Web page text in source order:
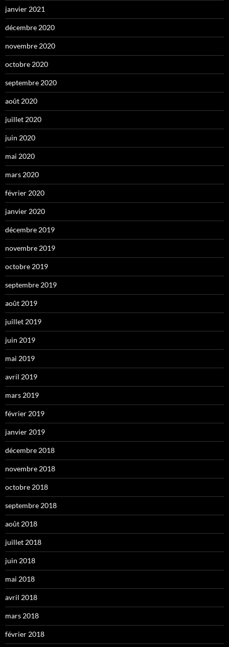
janvier 2021
décembre 2020
novembre 2020
octobre 2020
septembre 2020
août 2020
juillet 2020
juin 2020
mai 2020
mars 2020
février 2020
janvier 2020
décembre 2019
novembre 2019
octobre 2019
septembre 2019
août 2019
juillet 2019
juin 2019
mai 2019
avril 2019
mars 2019
février 2019
janvier 2019
décembre 2018
novembre 2018
octobre 2018
septembre 2018
août 2018
juillet 2018
juin 2018
mai 2018
avril 2018
mars 2018
février 2018